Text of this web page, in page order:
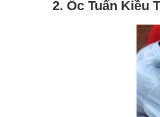
2. Ốc Tuấn Kiều